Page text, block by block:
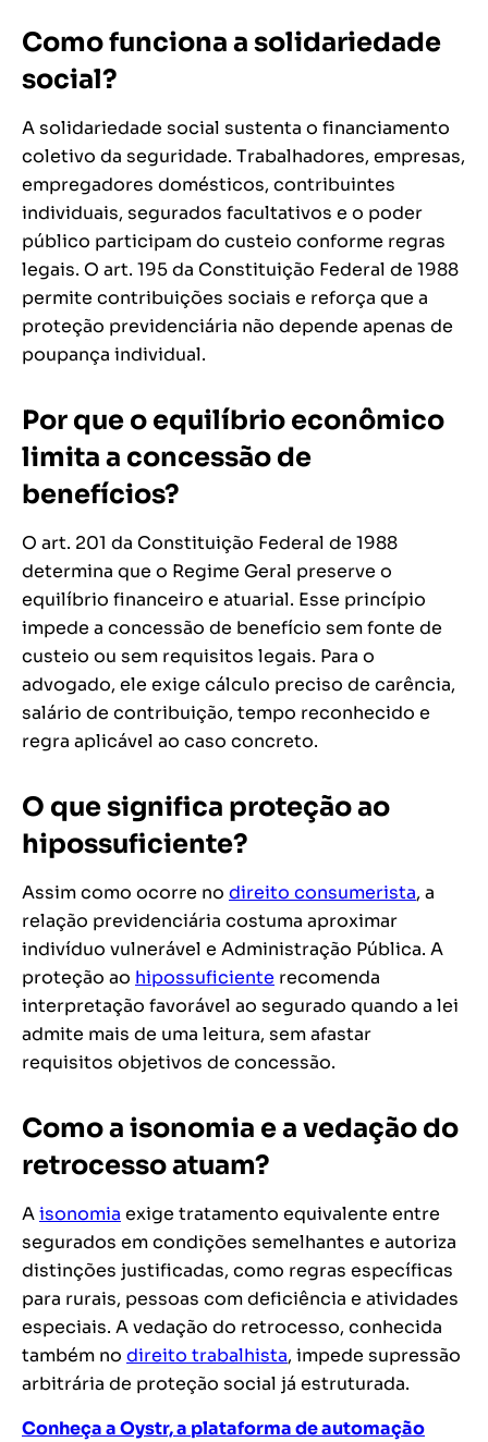
Como funciona a solidariedade
social?
A solidariedade social sustenta o financiamento
coletivo da seguridade. Trabalhadores, empresas,
empregadores domésticos, contribuintes
individuais, segurados facultativos e o poder
público participam do custeio conforme regras
legais. O art. 195 da Constituição Federal de 1988
permite contribuições sociais e reforça que a
proteção previdenciária não depende apenas de
poupança individual.
Por que o equilíbrio econômico
limita a concessão de
benefícios?
O art. 201 da Constituição Federal de 1988
determina que o Regime Geral preserve o
equilíbrio financeiro e atuarial. Esse princípio
impede a concessão de benefício sem fonte de
custeio ou sem requisitos legais. Para o
advogado, ele exige cálculo preciso de carência,
salário de contribuição, tempo reconhecido e
regra aplicável ao caso concreto.
O que significa proteção ao
hipossuficiente?
Assim como ocorre no direito consumerista, a
relação previdenciária costuma aproximar
indivíduo vulnerável e Administração Pública. A
proteção ao hipossuficiente recomenda
interpretação favorável ao segurado quando a lei
admite mais de uma leitura, sem afastar
requisitos objetivos de concessão.
Como a isonomia e a vedação do
retrocesso atuam?
Aisonomia exige tratamento equivalente entre
segurados em condições semelhantes e autoriza
distinções justificadas, como regras específicas
para rurais, pessoas com deficiência e atividades
especiais. A vedação do retrocesso, conhecida
também no direito trabalhista, impede supressão
arbitrária de proteção social já estruturada.
Conheça a Oystr, a plataforma de automação